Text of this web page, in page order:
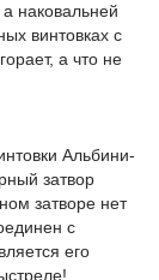
наковальней
винтовках с
а что не
Альбини-
затвор
затворе нет
с
его